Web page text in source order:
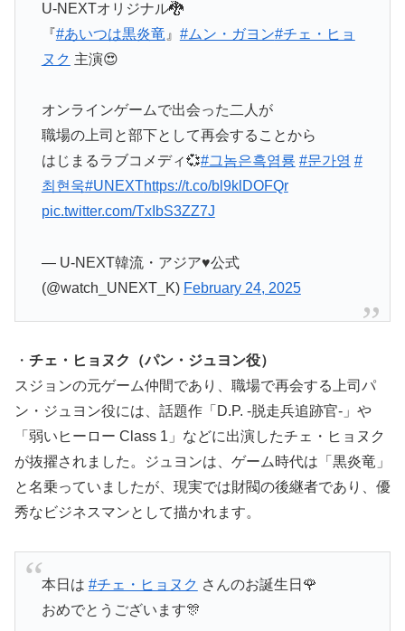
U-NEXTオリジナル🐉
『#あいつは黒炎竜 』 #ムン・ガヨン#チェ・ヒョ
ヌク 主演😍
オンラインゲームで出会った二人が
職場の上司と部下として再会することから
はじまるラブコメディ💞#그놈은흑염룡 #문가영 #
최현욱#UNEXThttps://t.co/bl9klDOFQr
pic.twitter.com/TxIbS3ZZ7J
— U-NEXT韓流・アジア♥公式
(@watch_UNEXT_K) February 24, 2025
・ チェ・ヒョヌク（パン・ジュヨン役）
スジョンの元ゲーム仲間であり、職場で再会する上司パ
ン・ジュヨン役には、話題作「D.P. -脱走兵追跡官-」や
「弱いヒーロー Class 1」などに出演したチェ・ヒョヌク
が抜擢されました。ジュヨンは、ゲーム時代は「黒炎竜」
と名乗っていましたが、現実では財閥の後継者であり、優
秀なビジネスマンとして描かれます。
本日は #チェ・ヒョヌク さんのお誕生日🌹
おめでとうございます🎊